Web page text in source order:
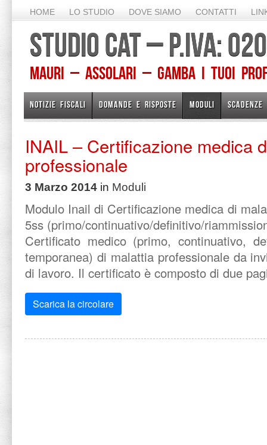
HOME LO STUDIO DOVE SIAMO CONTATTI
STUDIO CAT – P.IVA:
Mauri – Assolari – Gamba I TUOI
NOTIZIE FISCALI DOMANDE E RISPOSTE MODULI SCADENZE
INAIL – Certificazione medica
professionale
3 Marzo 2014 in Moduli
Modulo Inail di Certificazione medica di
5ss (primo/continuativo/definitivo/
Certificato medico (primo, continuativo,
temporanea) di malattia professionale da
di lavoro. Il certificato è composto di due
Scarica la circolare